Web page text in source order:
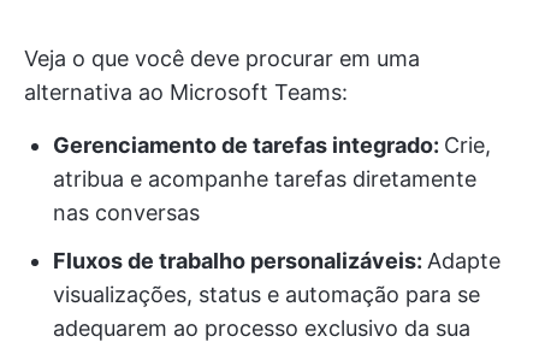
Veja o que você deve procurar em uma
alternativa ao Microsoft Teams:
Gerenciamento de tarefas integrado: Crie,
atribua e acompanhe tarefas diretamente
nas conversas
Fluxos de trabalho personalizáveis: Adapte
visualizações, status e automação para se
adequarem ao processo exclusivo da sua